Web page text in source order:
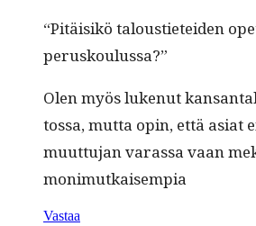
“Pitäisikö talousti­etei­den
peruskoulussa?”
Olen myös lukenut
tossa, mut­ta opin, että asi­at
muut­tu­jan varas­sa vaan
monimutkaisempia
Vastaa